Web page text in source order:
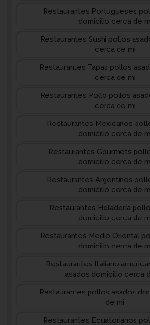
Restaurantes Portugueses
domicilio cerca de
Restaurantes Sushi pollos
cerca de mi
Restaurantes Tapas pollos
cerca de mi
Restaurantes Pollo pollos
cerca de mi
Restaurantes Mexicanos
domicilio cerca de
Restaurantes Gourmets
domicilio cerca de
Restaurantes Argentinos
domicilio cerca de
Restaurantes Heladería
domicilio cerca de
Restaurantes Medio Oriental
domicilio cerca de
Restaurantes Italiano
asados domicilio cerca
Restaurantes pollos asados
de mi
Restaurantes Ecuatorianos